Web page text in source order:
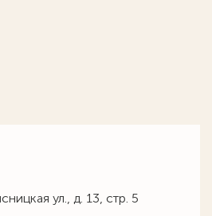
ул., д. 13, стр. 5